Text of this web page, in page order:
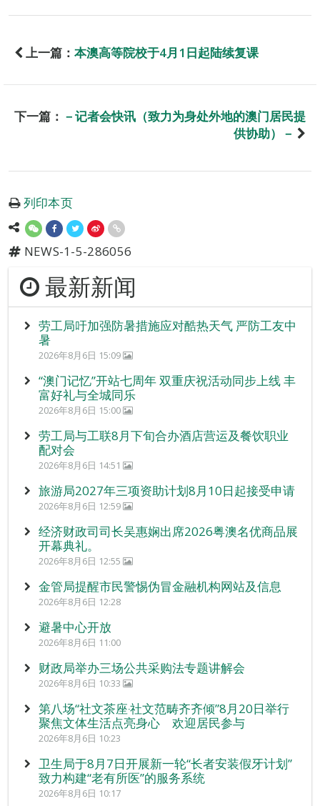
上一篇： 本澳高等院校于4月1日起陆续复课
下一篇： －记者会快讯（致力为身处外地的澳门居民提
供协助）－
列印本页
NEWS-1-5-286056
最新新闻
劳工局吁加强防暑措施应对酷热天气 严防工友中
暑
2026年8月6日 15:09
“澳门记忆”开站七周年 双重庆祝活动同步上线 丰
富好礼与全城同乐
2026年8月6日 15:00
劳工局与工联8月下旬合办酒店营运及餐饮职业
配对会
2026年8月6日 14:51
旅游局2027年三项资助计划8月10日起接受申请
2026年8月6日 12:59
经济财政司司长吴惠娴出席2026粤澳名优商品展
开幕典礼。
2026年8月6日 12:55
金管局提醒市民警惕伪冒金融机构网站及信息
2026年8月6日 12:28
避暑中心开放
2026年8月6日 11:00
财政局举办三场公共采购法专题讲解会
2026年8月6日 10:33
第八场“社文茶座‧社文范畴齐齐倾”8月20日举行
聚焦文体生活点亮身心 欢迎居民参与
2026年8月6日 10:23
卫生局于8月7日开展新一轮“长者安装假牙计划”
致力构建“老有所医”的服务系统
2026年8月6日 10:17